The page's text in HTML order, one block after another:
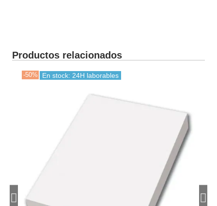
Productos relacionados
-50% En stock: 24H laborables